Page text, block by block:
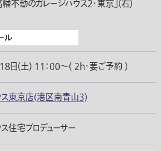
不動のガレージハウス２・東京｣(右)
日(土) 11：00〜( 2h・要ご予約 )
ス東京店(港区南青山3)
住宅プロデューサー